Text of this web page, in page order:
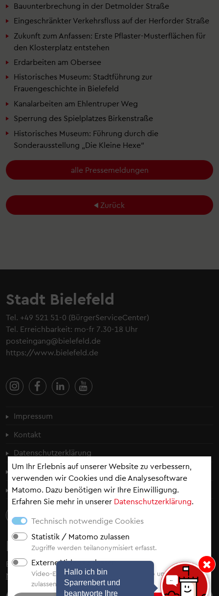
Um Ihr Erlebnis auf unserer Website zu verbessern,
verwenden wir Cookies und die Analysesoftware
Matomo. Dazu benötigen wir Ihre Einwilligung.
Erfahren Sie mehr in unserer Datenschutzerklärung.
Technisch notwendige Cookies
Statistik / Matomo zulassen
Zugriffe werden teilanonymisiert erfasst.
Externe Videos zulassen
Video-Einbindung von YouTube, Vimeo und Video.Taxi
zulassen.
Bauunterbrechung in der Detmolder Straße
Eingeschränkter Verkehrsfluss auf der Herforder Straße
Zukunft zum Anfassen: Erste Pflaster-Musterflächen für
den Klosterplatz entstehen
Erdarbeiten am Obersee
Historisches Museum: Stadtführung zur
Frauengeschichte in Bielefeld
Kanalarbeiten am Ehlentruper Weg
Sperrung des Spielplatzes Birkenstraße
Historisches Museum: Führung durch die
Sonderausstellung „Die Kleine Hexe“
alle Pressemeldungen
Zurück
Hinweis: Hallo
Hallo ich bin
Sparrenbert und
beantworte Ihre
Stadt Bielefeld
Tel. +49 521 51-0 (BürgerServiceCenter)
Tel. Erreichbarkeit: mo-fr 7.30-18 Uhr
posteingang@bielefeld.de
https://www.bielefeld.de
Fußzeilenmenü
Impressum
Kontakt
Datenschutzerklärung
Cookie-Einstellungen
Erklärung zur Barrierefreiheit
Newsletter
Bleiben Sie auf dem Laufenden - abonnieren Sieunsere
Newsletter.